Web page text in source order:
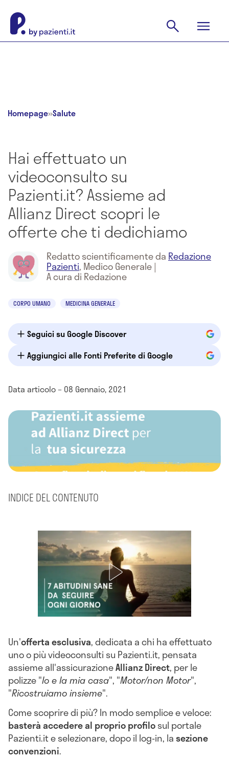
Homepage»Salute
Hai effettuato un
videoconsulto su
Pazienti.it? Assieme ad
Allianz Direct scopri le
offerte che ti dedichiamo
Redatto scientificamente da Redazione
Pazienti, Medico Generale|
A cura di Redazione
CORPO UMANO MEDICINA GENERALE
Seguici su Google Discover
Aggiungici alle Fonti Preferite di Google
Data articolo – 08 Gennaio, 2021
INDICE DEL CONTENUTO
Un'offerta esclusiva,dedicata a chi ha effettuato
uno o più videoconsulti su Pazienti.it, pensata
assieme all'assicurazioneAllianz Direct, per le
polizze "Io e la mia casa", "Motor/non Motor",
"Ricostruiamo insieme".
Come scoprire di più? In modo semplice e veloce:
basterà accedere al proprio profilosul portale
Pazienti.it e selezionare, dopo il log-in, lasezione
convenzioni.